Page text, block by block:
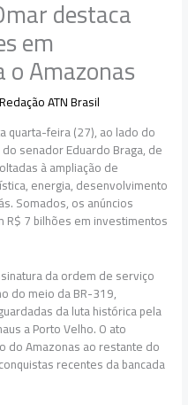
destaca
em
Amazonas
Redação ATN Brasil
quarta-feira (27), ao lado do
senador Eduardo Braga, de
à ampliação de
energia, desenvolvimento
Somados, os anúncios
7 bilhões em investimentos
da ordem de serviço
do meio da BR-319,
da luta histórica pela
a Porto Velho. O ato
do Amazonas ao restante do
recentes da bancada